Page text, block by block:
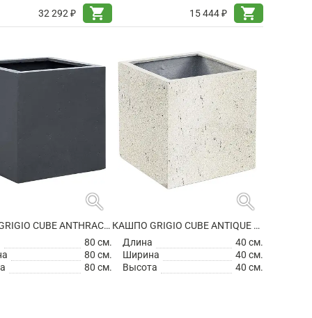
32 292 ₽
shopping_cart
15 444 ₽
shopping_cart
search
КАШПО GRIGIO CUBE ANTHRACITE
80 см.
80 см.
80 см.
search
КАШПО GRIGIO CUBE ANTIQUE WHITE НА КОЛЕСИКАХ
Длина
40 см.
Ширина
40 см.
Высота
40 см.